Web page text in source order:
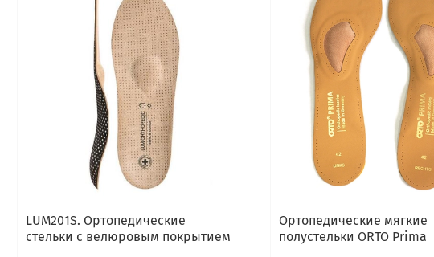
LUM201S. Ортопедические
стельки с велюровым покрытием
Ортопедические мягкие
полустельки ORTO Prima